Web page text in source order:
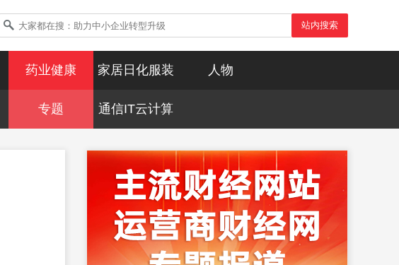
站内搜索
药业健康 家居日化服装 人物
专题 通信IT云计算